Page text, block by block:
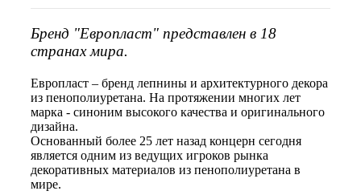
Бренд "Европласт" представлен в 18
странах мира.
Европласт – бренд лепнины и архитектурного декора
из пенополиуретана. На протяжении многих лет
марка - синоним высокого качества и оригинального
дизайна.
Основанный более 25 лет назад концерн сегодня
является одним из ведущих игроков рынка
декоративных материалов из пенополиуретана в
мире.